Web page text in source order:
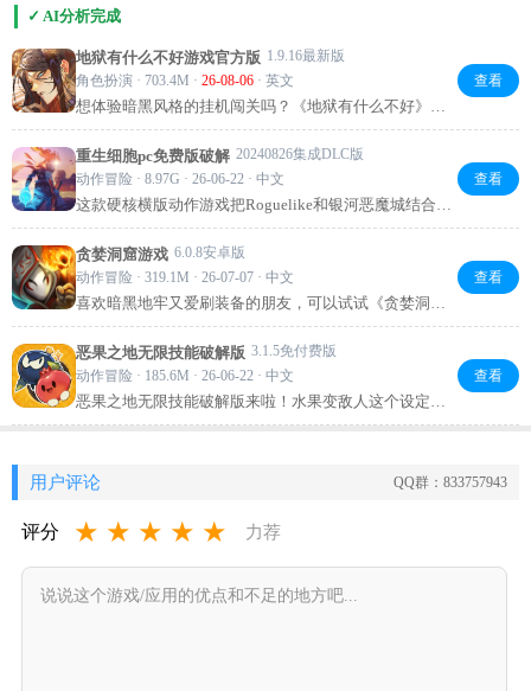
✓ AI分析完成
地狱有什么不好游戏官方版 1.9.16最新版
角色扮演 · 703.4M · 26-08-06 · 英文
想体验暗黑风格的挂机闯关吗？《地狱有什么不好》画
风魔性，技能搭配超丰富，挂机也能变强，轻松解压又
上头，绝对是你打发时间的宝藏游戏！
查看
重生细胞pc免费版破解 20240826集成DLC版
动作冒险 · 8.97G · 26-06-22 · 中文
这款硬核横版动作游戏把Roguelike和银河恶魔城结合得
相当到位，随机地图每次都有新鲜感，200多种武器技能
能搭出各种流派。PC版操作更顺手，高帧率加手柄支
持，打斗手感一流。全DLC直接集成，新出的恶魔城联
动内容也能玩到，喜欢挑战的朋友值得一试。
查看
贪婪洞窟游戏 6.0.8安卓版
动作冒险 · 319.1M · 26-07-07 · 中文
喜欢暗黑地牢又爱刷装备的朋友，可以试试《贪婪洞
窟》。随机生成的百层迷宫每次探索都不同，手绘线稿
风格独特。核心玩法简单又刺激：不带“逃脱卷轴”出
来，辛苦收集的装备全部归零。在贪婪与理智间反复拉
扯，搭配自由加点和海量装备，刷起来非常上头。
查看
恶果之地无限技能破解版 3.1.5免付费版
动作冒险 · 185.6M · 26-06-22 · 中文
恶果之地无限技能破解版来啦！水果变敌人这个设定真
的脑洞大开，打击手感超解压。破解后直接解锁上帝模
射击的朋友别错过。
查看
用户评论 QQ群：833757943
评分 ★ ★ ★ ★ ★ 力荐